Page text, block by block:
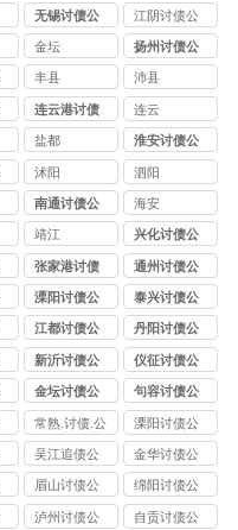
无锡讨债公
司
江阴讨债公
司
金坛
扬州讨债公
司
丰县 沛县
连云港讨债
公司
连云
盐都
淮安讨债公
司
沭阳 泗阳
南通讨债公
司
海安
靖江
兴化讨债公
司
张家港讨债
公司
通州讨债公
司
溧阳讨债公
司
泰兴讨债公
司
江都讨债公
司
丹阳讨债公
司
新沂讨债公
司
仪征讨债公
司
金坛讨债公
司
句容讨债公
司
常熟.讨债.公
司
溧阳讨债公
司
吴江追债公
司
金华讨债公
司
眉山讨债公
司
绵阳讨债公
司
泸州讨债公
自贡讨债公